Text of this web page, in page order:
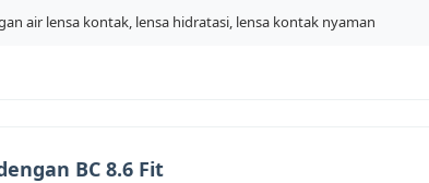
air lensa kontak, lensa hidratasi, lensa kontak nyaman
BC 8.6 Fit